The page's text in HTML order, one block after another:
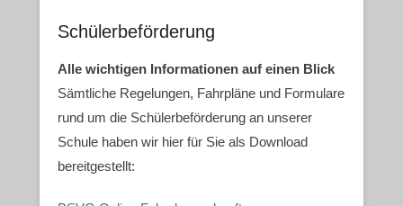
Schülerbeförderung
Alle wichtigen Informationen auf einen Blick
Sämtliche Regelungen, Fahrpläne und Formulare
rund um die Schülerbeförderung an unserer
Schule haben wir hier für Sie als Download
bereitgestellt: